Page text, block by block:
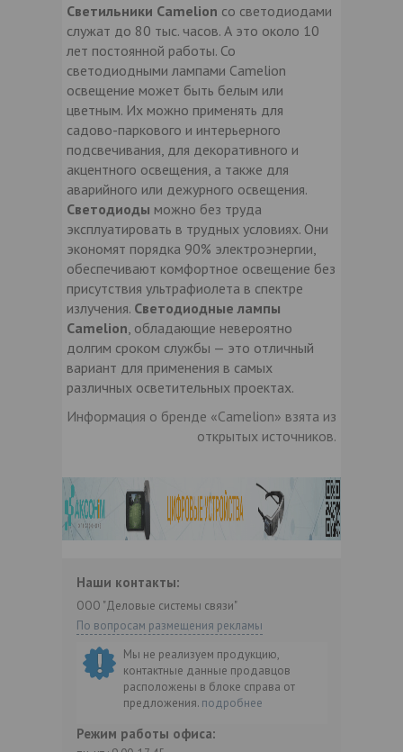
Светильники Camelion со светодиодами
служат до 80 тыс. часов. А это около 10
лет постоянной работы. Со
светодиодными лампами Camelion
освещение может быть белым или
цветным. Их можно применять для
садово-паркового и интерьерного
подсвечивания, для декоративного и
акцентного освещения, а также для
аварийного или дежурного освещения.
Светодиоды можно без труда
эксплуатировать в трудных условиях. Они
экономят порядка 90% электроэнергии,
обеспечивают комфортное освещение без
присутствия ультрафиолета в спектре
излучения. Светодиодные лампы
Camelion , обладающие невероятно
долгим сроком службы — это отличный
вариант для применения в самых
различных осветительных проектах.
Информация о бренде «Camelion» взята из
открытых источников.
Наши контакты:
ООО "Деловые системы связи"
По вопросам размещения рекламы
Мы не реализуем продукцию,
контактные данные продавцов
расположены в блоке справа от
предложения. подробнее
Режим работы офиса: